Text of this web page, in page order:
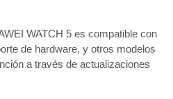
WATCH 5 es compatible con
de hardware, y otros modelos
a través de actualizaciones